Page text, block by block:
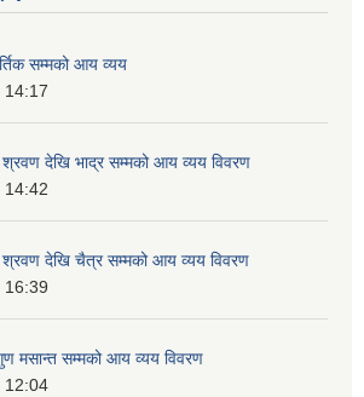
सम्मको आय व्यय
14:17
देखि भाद्र सम्मको आय व्यय विवरण
14:42
देखि चैत्र सम्मको आय व्यय विवरण
16:39
मसान्त सम्मको आय व्यय विवरण
12:04